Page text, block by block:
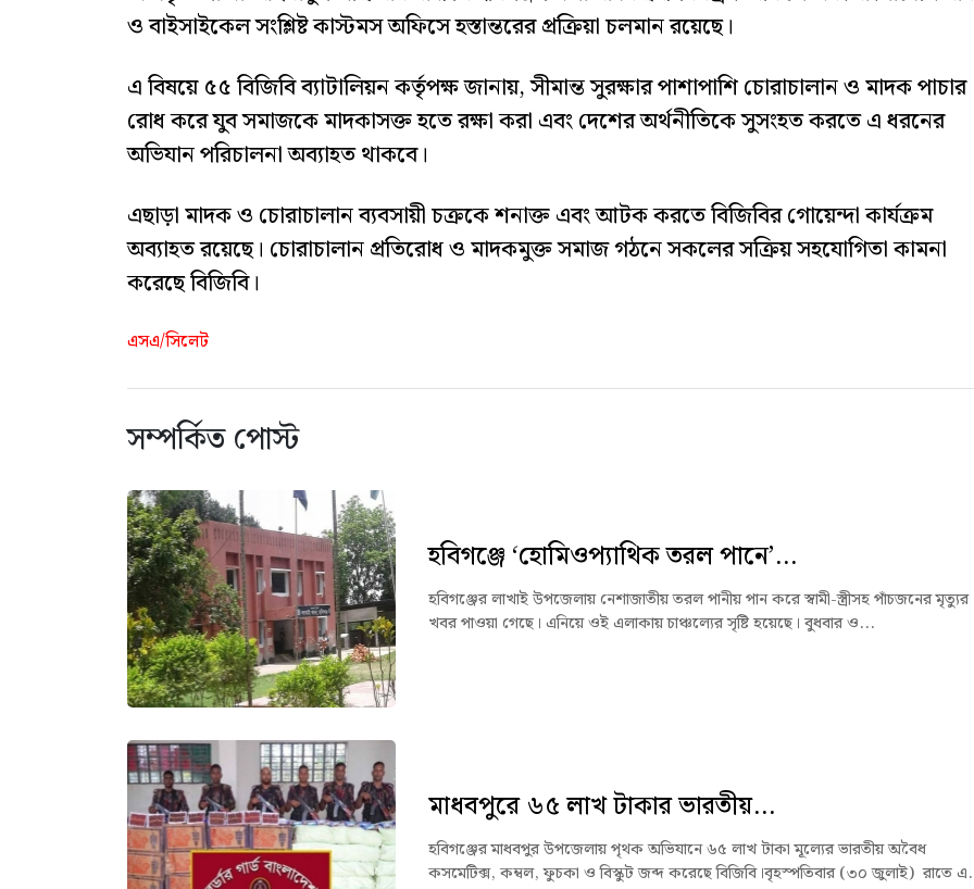
ও বাইসাইকেল সংশ্লিষ্ট কাস্টমস অফিসে হস্তান্তরের প্রক্রিয়া চলমান রয়েছে।
এ বিষয়ে ৫৫ বিজিবি ব্যাটালিয়ন কর্তৃপক্ষ জানায়, সীমান্ত সুরক্ষার পাশাপাশি চোরাচালান ও মাদক পাচার
রোধ করে যুব সমাজকে মাদকাসক্ত হতে রক্ষা করা এবং দেশের অর্থনীতিকে সুসংহত করতে এ ধরনের
অভিযান পরিচালনা অব্যাহত থাকবে।
এছাড়া মাদক ও চোরাচালান ব্যবসায়ী চক্রকে শনাক্ত এবং আটক করতে বিজিবির গোয়েন্দা কার্যক্রম
অব্যাহত রয়েছে। চোরাচালান প্রতিরোধ ও মাদকমুক্ত সমাজ গঠনে সকলের সক্রিয় সহযোগিতা কামনা
করেছে বিজিবি।
এসএ/সিলেট
সম্পর্কিত পোস্ট
হবিগঞ্জে ‘হোমিওপ্যাথিক তরল পানে’...
হবিগঞ্জের লাখাই উপজেলায় নেশাজাতীয় তরল পানীয় পান করে স্বামী-স্ত্রীসহ পাঁচজনের মৃত্যুর
খবর পাওয়া গেছে। এনিয়ে ওই এলাকায় চাঞ্চল্যের সৃষ্টি হয়েছে। বুধবার ও...
মাধবপুরে ৬৫ লাখ টাকার ভারতীয়...
হবিগঞ্জের মাধবপুর উপজেলায় পৃথক অভিযানে ৬৫ লাখ টাকা মূল্যের ভারতীয় অবৈধ
কসমেটিক্স, কম্বল, ফুচকা ও বিস্কুট জব্দ করেছে বিজিবি।বৃহস্পতিবার (৩০ জুলাই) রাতে